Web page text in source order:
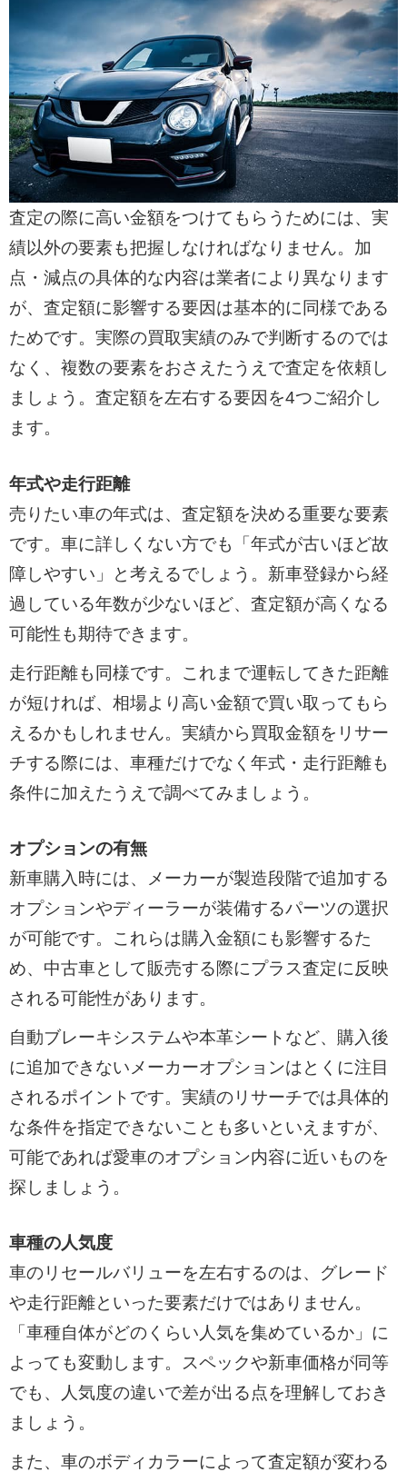
査定の際に高い金額をつけてもらうためには、実
績以外の要素も把握しなければなりません。加
点・減点の具体的な内容は業者により異なります
が、査定額に影響する要因は基本的に同様である
ためです。実際の買取実績のみで判断するのでは
なく、複数の要素をおさえたうえで査定を依頼し
ましょう。査定額を左右する要因を4つご紹介し
ます。
年式や走行距離
売りたい車の年式は、査定額を決める重要な要素
です。車に詳しくない方でも「年式が古いほど故
障しやすい」と考えるでしょう。新車登録から経
過している年数が少ないほど、査定額が高くなる
可能性も期待できます。
走行距離も同様です。これまで運転してきた距離
が短ければ、相場より高い金額で買い取ってもら
えるかもしれません。実績から買取金額をリサー
チする際には、車種だけでなく年式・走行距離も
条件に加えたうえで調べてみましょう。
オプションの有無
新車購入時には、メーカーが製造段階で追加する
オプションやディーラーが装備するパーツの選択
が可能です。これらは購入金額にも影響するた
め、中古車として販売する際にプラス査定に反映
される可能性があります。
自動ブレーキシステムや本革シートなど、購入後
に追加できないメーカーオプションはとくに注目
されるポイントです。実績のリサーチでは具体的
な条件を指定できないことも多いといえますが、
可能であれば愛車のオプション内容に近いものを
探しましょう。
車種の人気度
車のリセールバリューを左右するのは、グレード
や走行距離といった要素だけではありません。
「車種自体がどのくらい人気を集めているか」に
よっても変動します。スペックや新車価格が同等
でも、人気度の違いで差が出る点を理解しておき
ましょう。
また、車のボディカラーによって査定額が変わる